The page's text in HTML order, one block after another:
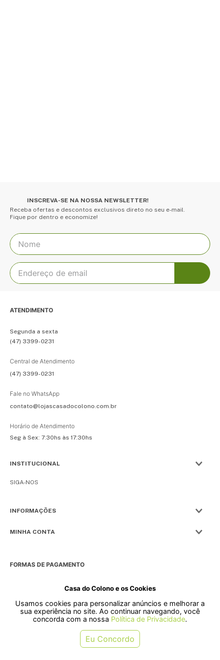
Casa do Colono e os Cookies
Usamos cookies para personalizar anúncios e melhorar a
sua experiência no site. Ao continuar navegando, você
concorda com a nossa Política de Privacidade.
Eu Concordo
INSCREVA-SE NA NOSSA NEWSLETTER!
Receba ofertas e descontos exclusivos direto no seu e-mail.
Fique por dentro e economize!
ATENDIMENTO
Segunda a sexta
(47) 3399-0231
Central de Atendimento
(47) 3399-0231
Fale no WhatsApp
contato@lojascasadocolono.com.br
Horário de Atendimento
Seg à Sex: 7:30hs às 17:30hs
INSTITUCIONAL
SIGA-NOS
INFORMAÇÕES
MINHA CONTA
FORMAS DE PAGAMENTO
SELOS
Rua Pre. Frederico Hardt, 119 - Centro, Indaial - SC, 89080-018